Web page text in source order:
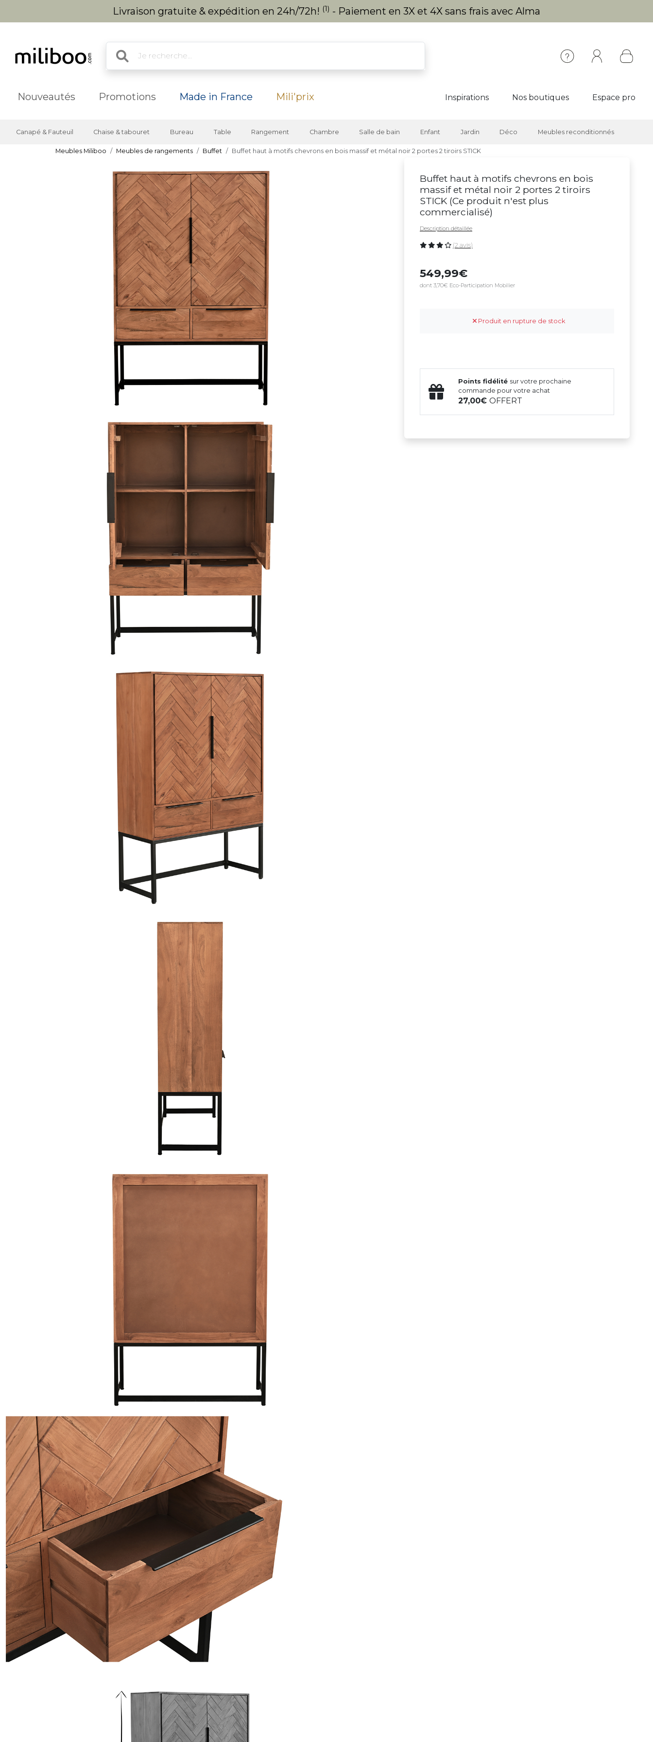
Livraison gratuite & expédition en 24h/72h! (1) - Paiement en 3X et 4X sans frais avec Alma
Nouveautés Promotions Made in France Mili'prix Inspirations Nos boutiques Espace pro
Canapé & Fauteuil Chaise & tabouret Bureau Table Rangement Chambre Salle de bain Enfant Jardin Déco Meubles reconditionnés
Meubles Miliboo Meubles de rangements Buffet Buffet haut à motifs chevrons en bois massif et métal noir 2 portes 2 tiroirs STICK
Buffet haut à motifs chevrons en bois
massif et métal noir 2 portes 2 tiroirs
STICK (Ce produit n'est plus
commercialisé)
Description détaillée
(2 avis)
549,99
dont 3,70€ Eco-Participation Mobilier
Produit en rupture de stock
Points fidélité sur votre prochaine
commande pour votre achat
27,00OFFERT